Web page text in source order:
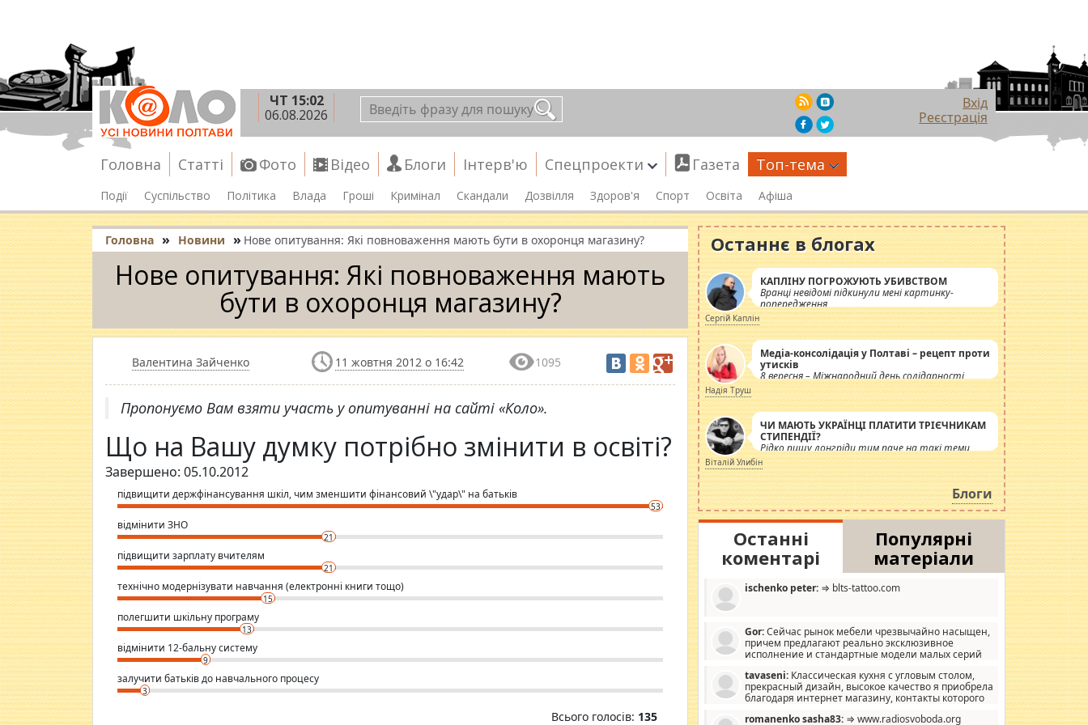
ЧТ 15:02
06.08.2026
Вхід
Реєстрація
Головна Статті Фото Відео Блоги Інтерв'ю Спецпроекти Газета Топ-тема
Події Суспільство Політика Влада Гроші Кримінал Скандали Дозвілля Здоров'я Спорт Освіта Афіша
Головна » Новини » Нове опитування: Які повноваження мають бути в охоронця магазину?
Нове опитування: Які повноваження мають
бути в охоронця магазину?
Валентина Зайченко 11 жовтня 2012 о 16:42 1095
Пропонуємо Вам взяти участь у опитуванні на сайті «Коло».
Що на Вашу думку потрібно змінити в освіті?
Завершено: 05.10.2012
підвищити держфінансування шкіл, чим зменшити фінансовий \"удар\" на батьків
53
відмінити ЗНО
21
підвищити зарплату вчителям
21
технічно модернізувати навчання (електронні книги тощо)
15
полегшити шкільну програму
13
відмінити 12-бальну систему
9
залучити батьків до навчального процесу
3
Всього голосів: 135
Останнє в блогах
КАПЛІНУ ПОГРОЖУЮТЬ УБИВСТВОМ
Вранці невідомі підкинули мені картинку-
попередження
Сергій Каплін
Медіа-консолідація у Полтаві – рецепт проти
утисків
8 вересня – Міжнародний день солідарності
журналістів.
Надія Труш
ЧИ МАЮТЬ УКРАЇНЦІ ПЛАТИТИ ТРІЄЧНИКАМ
СТИПЕНДІЇ?
Рідко пишу лонгріди тим паче на такі теми,
але вже просто дістало! Обурюють сьогоднішні
інсенуації навколо стипендіального питання.
Штучно роздувається ще одна соціальна
катастрофа.
Віталій Улибін
Блоги
Останні
коментарі
Популярні
матеріали
ischenko peter: ⇒ blts-tattoo.com
Gor:Сейчас рынок мебели чрезвычайно насыщен,
причем предлагают реально эксклюзивное
исполнение и стандартные модели малых серий
дизайну, мало походит на стандартные формы, в MebelOk,
креативненько и что главное - со вкусом все в порядке,
без ненужных наворотов удорожающих мебель, а это не
tavaseni: Классическая кухня с угловым столом,
прекрасный дизайн, высокое качество я приобрела
благодаря интернет магазину, контакты которого
romanenko sasha83: ⇒ www.radiosvoboda.org